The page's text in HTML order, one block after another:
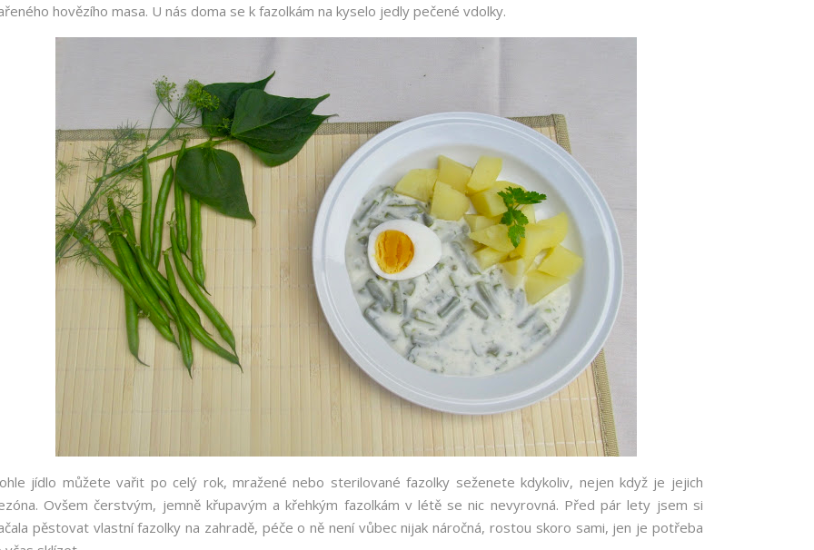
hovězího masa. U nás doma se k fazolkám na kyselo jedly pečené vdolky.
jídlo můžete vařit po celý rok, mražené nebo sterilované fazolky seženete kdykoliv, nejen když je jejich
Ovšem čerstvým, jemně křupavým a křehkým fazolkám v létě se nic nevyrovná. Před pár lety jsem si
pěstovat vlastní fazolky na zahradě, péče o ně není vůbec nijak náročná, rostou skoro sami, jen je potřeba